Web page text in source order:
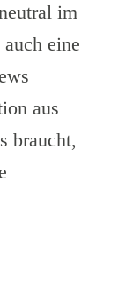
im
eine
aus
braucht,